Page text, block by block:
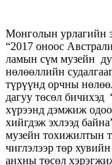
Монголын урлагийн
“2017 оноос
ламын сүм музейн
нөлөөллийн
түрүүнд орчны
дагуу төсөл
хүрээнд дэмжиж
хийгдэж эхлээд
музейн тохижилтын
чиглэлээр төр
анхны төсөл